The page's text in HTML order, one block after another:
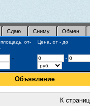
Сдаю Сниму Обмен
от-
Цена, от - до
- -
Объявление
К